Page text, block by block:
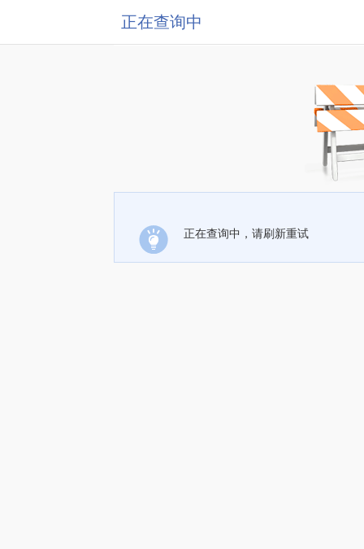
正在查询中
正在查询中，请刷新重试